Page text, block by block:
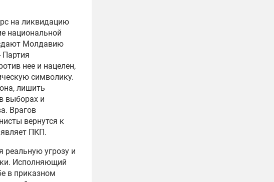
на ликвидацию
национальной
Молдавию
нее и нацелен,
символику.
лишить
выборах и
Врагов
вернутся к
ПКП.
реальную угрозу и
Исполняющий
в приказном